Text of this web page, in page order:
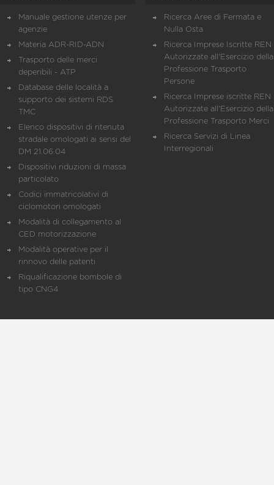
Manuale gestione utenze per
agenzie
Materia ADR-RID-ADN
Trasporto delle merci
deperibili - ATP
Database delle località a
supporto dei sistemi RDS
TMC
Elenco dispositivi di ritenuta
stradale omologati ai sensi del
DM 21.06.04
Dispositivi riduzioni di massa
particolato
Codici immatricolativi di
ciclomotori omologati
Modalità di collegamento al
CED motorizzazione
Modalità operative per il
rinnovo delle patenti
Riqualificazione bombole di
tipo CNG4
Ricerca Aree di Fermata e
Nulla Osta
Ricerca Imprese Iscritte REN
Autorizzate all'Esercizio della
Professione Trasporto
Persone
Ricerca Imprese iscritte REN
Autorizzate all'Esercizio della
Professione Trasporto Merci
Ricerca Servizi di Linea
Interregionali